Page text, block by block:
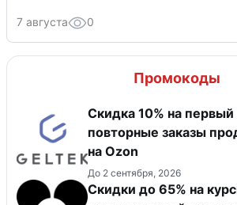
7 августа 0
Промокоды
Скидка 10% на первый
повторные заказы
на Ozon
До 2 сентября, 2026
Скидки до 65% на